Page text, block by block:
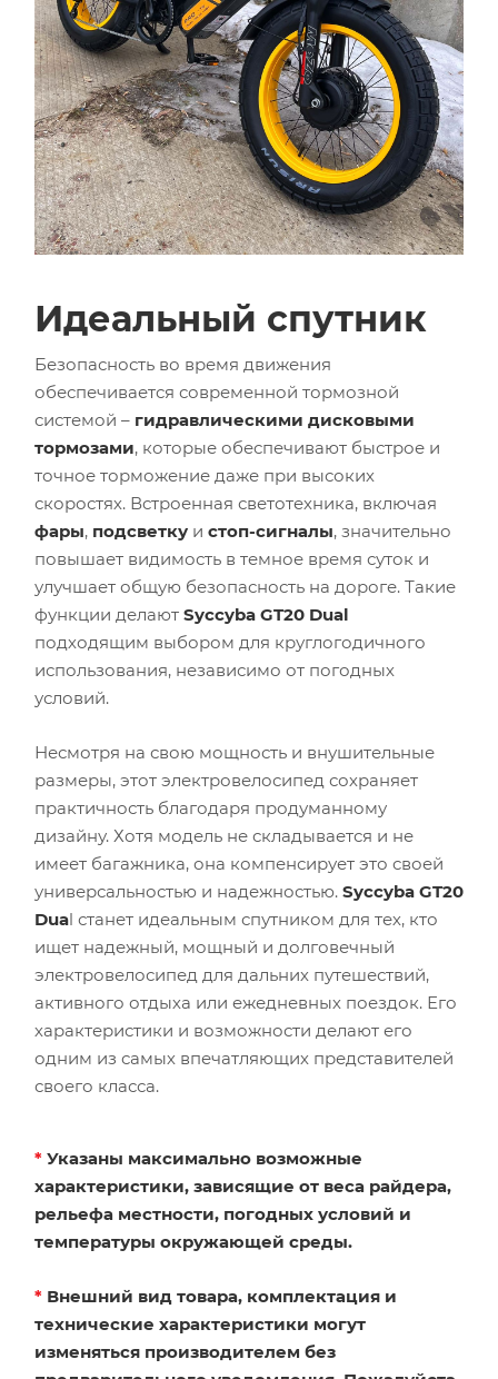
Идеальный спутник
Безопасность во время движения
обеспечивается современной тормозной
системой – гидравлическими дисковыми
тормозами, которые обеспечивают быстрое и
точное торможение даже при высоких
скоростях. Встроенная светотехника, включая
фары, подсветку и стоп-сигналы, значительно
повышает видимость в темное время суток и
улучшает общую безопасность на дороге. Такие
функции делают Syccyba GT20 Dual
подходящим выбором для круглогодичного
использования, независимо от погодных
условий.
Несмотря на свою мощность и внушительные
размеры, этот электровелосипед сохраняет
практичность благодаря продуманному
дизайну. Хотя модель не складывается и не
имеет багажника, она компенсирует это своей
универсальностью и надежностью. Syccyba GT20
Dual станет идеальным спутником для тех, кто
ищет надежный, мощный и долговечный
электровелосипед для дальних путешествий,
активного отдыха или ежедневных поездок. Его
характеристики и возможности делают его
одним из самых впечатляющих представителей
своего класса.
* Указаны максимально возможные
характеристики, зависящие от веса райдера,
рельефа местности, погодных условий и
температуры окружающей среды.
* Внешний вид товара, комплектация и
технические характеристики могут
изменяться производителем без